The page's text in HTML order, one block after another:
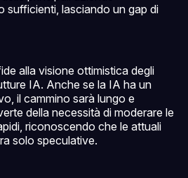
sufficienti, lasciando un gap di
alla visione ottimistica degli
IA. Anche se la IA ha un
il cammino sarà lungo e
della necessità di moderare le
riconoscendo che le attuali
solo speculative.